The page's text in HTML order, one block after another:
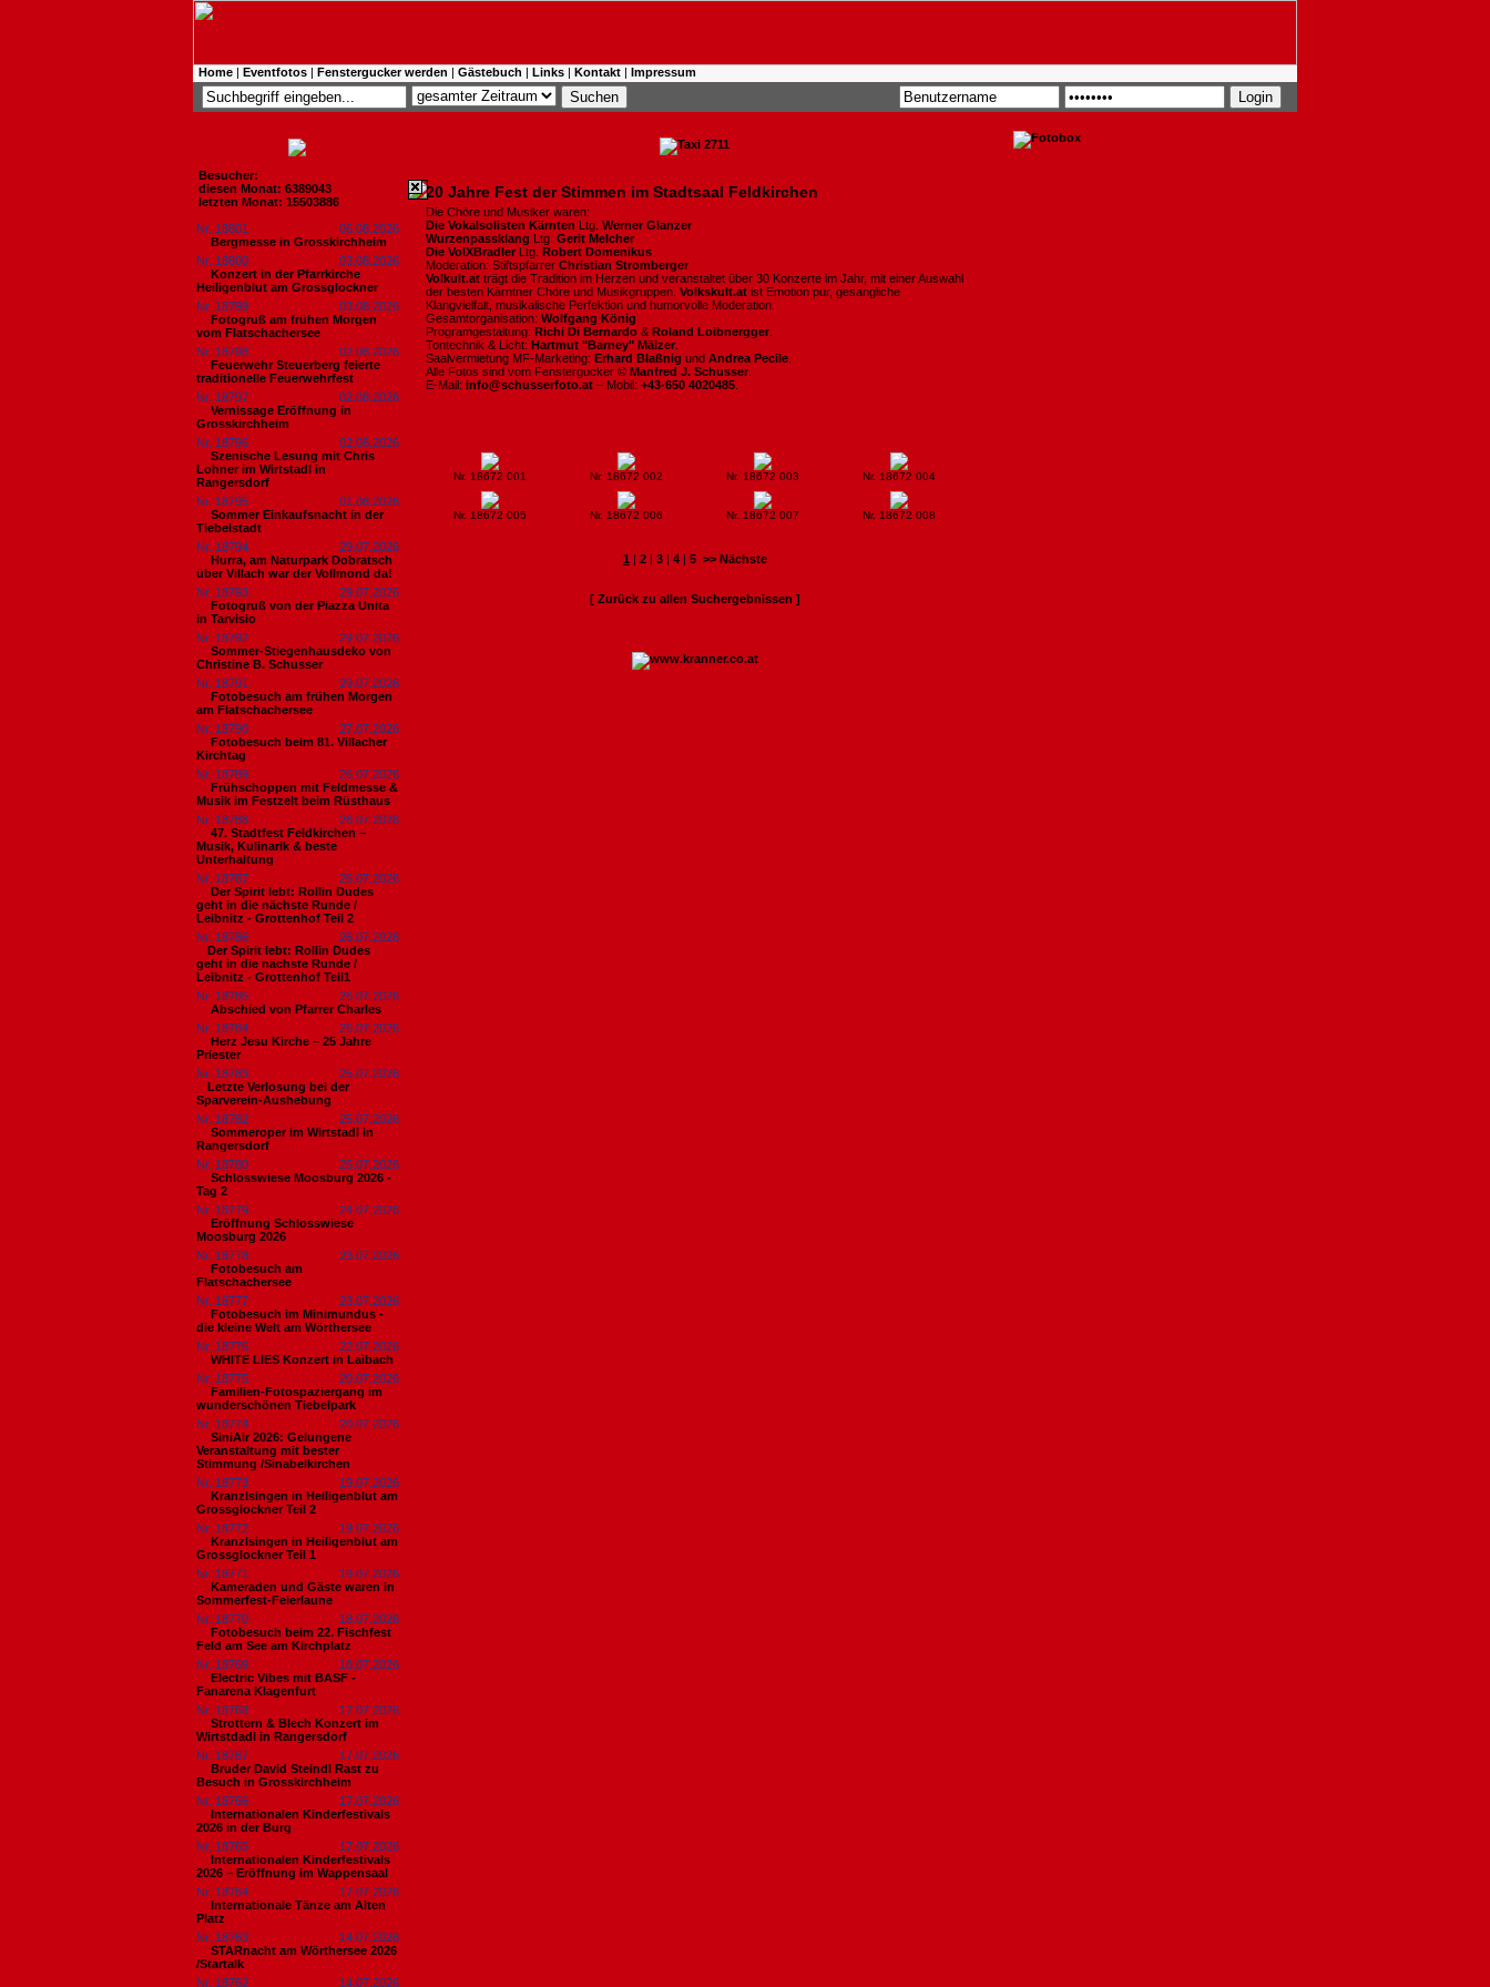
Home | Eventfotos | Fenstergucker werden | Gästebuch | Links | Kontakt | Impressum
Besucher:
diesen Monat: 6389043
letzten Monat: 15503886
Nr. 18801
06.08.2026
Bergmesse in Grosskirchheim
Nr. 18800
03.08.2026
Konzert in der Pfarrkirche
Heiligenblut am Grossglockner
Nr. 18799
03.08.2026
Fotogruß am frühen Morgen
vom Flatschachersee
Nr. 18798
02.08.2026
Feuerwehr Steuerberg feierte
traditionelle Feuerwehrfest
Nr. 18797
02.08.2026
Vernissage Eröffnung in
Grosskirchheim
Nr. 18796
02.08.2026
Szenische Lesung mit Chris
Lohner im Wirtstadl in
Rangersdorf
Nr. 18795
01.08.2026
Sommer Einkaufsnacht in der
Tiebelstadt
Nr. 18794
29.07.2026
Hurra, am Naturpark Dobratsch
über Villach war der Vollmond da!
Nr. 18793
29.07.2026
Fotogruß von der Piazza Unita
in Tarvisio
Nr. 18792
29.07.2026
Sommer-Stiegenhausdeko von
Christine B. Schusser
Nr. 18791
29.07.2026
Fotobesuch am frühen Morgen
am Flatschachersee
Nr. 18790
27.07.2026
Fotobesuch beim 81. Villacher
Kirchtag
Nr. 18789
26.07.2026
Frühschoppen mit Feldmesse &
Musik im Festzelt beim Rüsthaus
Nr. 18788
26.07.2026
47. Stadtfest Feldkirchen –
Musik, Kulinarik & beste
Unterhaltung
Nr. 18787
26.07.2026
Der Spirit lebt: Rollin Dudes
geht in die nächste Runde /
Leibnitz - Grottenhof Teil 2
Nr. 18786
26.07.2026
​Der Spirit lebt: Rollin Dudes
geht in die nächste Runde /
Leibnitz - Grottenhof Teil1
Nr. 18785
26.07.2026
Abschied von Pfarrer Charles
Nr. 18784
26.07.2026
Herz Jesu Kirche – 25 Jahre
Priester
Nr. 18783
25.07.2026
​Letzte Verlosung bei der
Sparverein-Aushebung
Nr. 18782
25.07.2026
Sommeroper im Wirtstadl in
Rangersdorf
Nr. 18780
25.07.2026
Schlosswiese Moosburg 2026 -
Tag 2
Nr. 18779
24.07.2026
Eröffnung Schlosswiese
Moosburg 2026
Nr. 18778
23.07.2026
Fotobesuch am
Flatschachersee
Nr. 18777
23.07.2026
Fotobesuch im Minimundus -
die kleine Welt am Wörthersee
Nr. 18776
22.07.2026
WHITE LIES Konzert in Laibach
Nr. 18775
20.07.2026
Familien-Fotospaziergang im
wunderschönen Tiebelpark
Nr. 18774
20.07.2026
SiniAir 2026: Gelungene
Veranstaltung mit bester
Stimmung /Sinabelkirchen
Nr. 18773
19.07.2026
Kranzlsingen in Heiligenblut am
Grossglockner Teil 2
Nr. 18772
19.07.2026
Kranzlsingen in Heiligenblut am
Grossglockner Teil 1
Nr. 18771
19.07.2026
Kameraden und Gäste waren in
Sommerfest-Feierlaune
Nr. 18770
18.07.2026
Fotobesuch beim 22. Fischfest
Feld am See am Kirchplatz
Nr. 18769
18.07.2026
Electric Vibes mit BASF -
Fanarena Klagenfurt
Nr. 18768
17.07.2026
Strottern & Blech Konzert im
Wirtstdadl in Rangersdorf
Nr. 18767
17.07.2026
Bruder David Steindl Rast zu
Besuch in Grosskirchheim
Nr. 18766
17.07.2026
Internationalen Kinderfestivals
2026 in der Burg
Nr. 18765
17.07.2026
Internationalen Kinderfestivals
2026 – Eröffnung im Wappensaal
Nr. 18764
17.07.2026
Internationale Tänze am Alten
Platz
Nr. 18763
14.07.2026
STARnacht am Wörthersee 2026
/Startalk
Nr. 18762
14.07.2026
20 Jahre Fest der Stimmen im Stadtsaal Feldkirchen
Die Chöre und Musiker waren:
Die Vokalsolisten Kärnten Ltg. Werner Glanzer
Wurzenpassklang Ltg. Gerit Melcher
Die VolXBradler Ltg. Robert Domenikus
Moderation: Stiftspfarrer Christian Stromberger
Volkult.at trägt die Tradition im Herzen und veranstaltet über 30 Konzerte im Jahr, mit einer Auswahl
der besten Kärntner Chöre und Musikgruppen. Volkskult.at ist Emotion pur, gesangliche
Klangvielfalt, musikalische Perfektion und humorvolle Moderation.
Gesamtorganisation: Wolfgang König
Programgestaltung: Richi Di Bernardo & Roland Loibnergger
Tontechnik & Licht: Hartmut "Barney" Mälzer
Saalvermietung MF-Marketing: Erhard Blaßnig und Andrea Pecile
Alle Fotos sind vom Fenstergucker © Manfred J. Schusser
E-Mail: info@schusserfoto.at – Mobil: +43-650 4020485
Nr. 18672 001 Nr. 18672 002 Nr. 18672 003 Nr. 18672 004
Nr. 18672 005 Nr. 18672 006 Nr. 18672 007 Nr. 18672 008
1 | 2| 3| 4| 5 >> Nächste
[ Zurück zu allen Suchergebnissen ]